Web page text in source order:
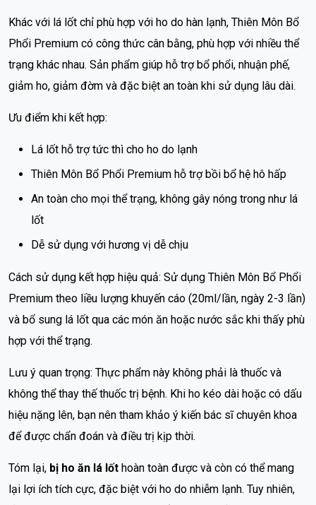
Khác với lá lốt chỉ phù hợp với ho do hàn lạnh, Thiên Môn Bổ
Phổi Premium có công thức cân bằng, phù hợp với nhiều thể
trạng khác nhau. Sản phẩm giúp hỗ trợ bổ phổi, nhuận phế,
giảm ho, giảm đờm và đặc biệt an toàn khi sử dụng lâu dài.
Ưu điểm khi kết hợp:
Lá lốt hỗ trợ tức thì cho ho do lạnh
Thiên Môn Bổ Phổi Premium hỗ trợ bồi bổ hệ hô hấp
An toàn cho mọi thể trạng, không gây nóng trong như lá
lốt
Dễ sử dụng với hương vị dễ chịu
Cách sử dụng kết hợp hiệu quả: Sử dụng Thiên Môn Bổ Phổi
Premium theo liều lượng khuyến cáo (20ml/lần, ngày 2-3 lần)
và bổ sung lá lốt qua các món ăn hoặc nước sắc khi thấy phù
hợp với thể trạng.
Lưu ý quan trọng: Thực phẩm này không phải là thuốc và
không thể thay thế thuốc trị bệnh. Khi ho kéo dài hoặc có dấu
hiệu nặng lên, bạn nên tham khảo ý kiến bác sĩ chuyên khoa
để được chẩn đoán và điều trị kịp thời.
Tóm lại, bị ho ăn lá lốt hoàn toàn được và còn có thể mang
lại lợi ích tích cực, đặc biệt với ho do nhiễm lạnh. Tuy nhiên,